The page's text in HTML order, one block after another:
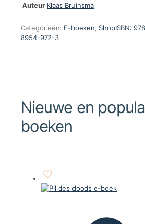
Auteur Klaas Bruinsma
Categorieën: E-boeken ShopISBN:
8954-972-3
Nieuwe en
boeken